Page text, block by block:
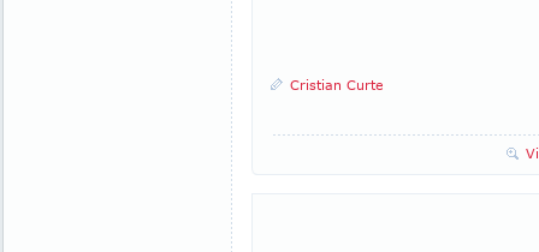
Cristian Curte